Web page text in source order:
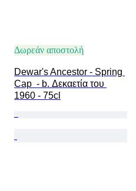
Δωρεάν αποστολή
Dewar's Ancestor - Spring
Cap  - b. Δεκαετία του
1960 - 75cl